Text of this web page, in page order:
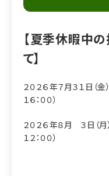
【夏季休暇中
て】
２０２６年７月３１日（
１６：００）
２０２６年８月 ３日（
１２：００）
＊午後は休